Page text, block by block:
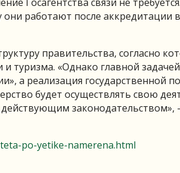
работают после аккредитации
правительства, согласно
туризма. «Однако главной
а реализация государственной
будет осуществлять свою
действующим
po-yetike-namerena.html